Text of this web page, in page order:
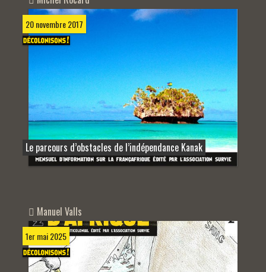
20 novembre 2017
Le parcours d’obstacles de l’indépendance Kanak
Manuel Valls
1er mai 2025